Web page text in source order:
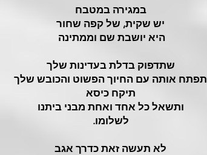
במגירה במטבח
יש שקית, של קפה שחור
היא יושבת שם וממתינה
שתדפוק בדלת בעדינות שלך
תפתח אותה עם החיוך הפשוט והכובש שלך
תיקח כיסא
ותשאל כל אחד ואחת מבני ביתנו
לשלומו.
לא תעשה זאת כדרך אגב